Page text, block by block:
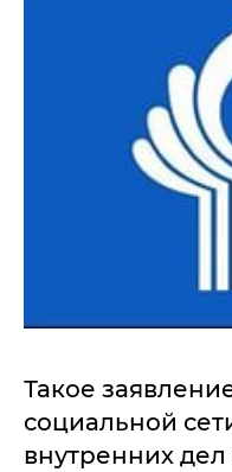
Такое
социальной
внутренних